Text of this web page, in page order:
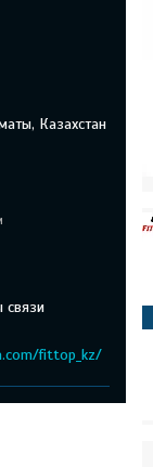
Казахстан
fittop_kz/